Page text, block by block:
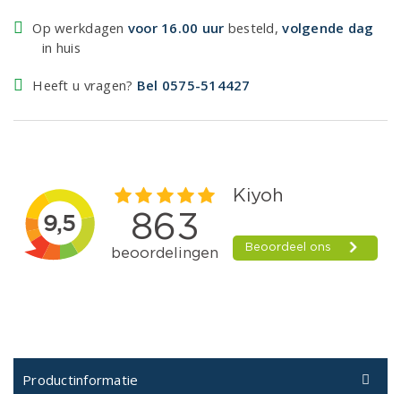
Op werkdagen voor 16.00 uur besteld,volgende dag
in huis
Heeft u vragen? Bel 0575-514427
Productinformatie